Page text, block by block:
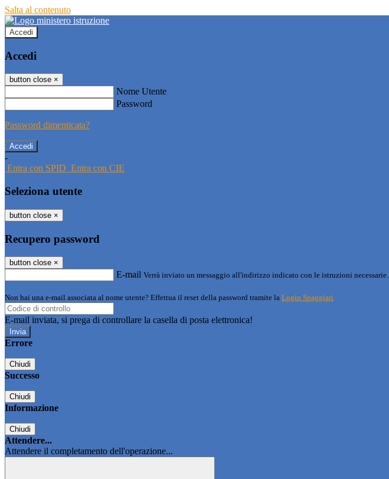
Salta al contenuto
Accedi
Accedi
button close ×
Nome Utente
Password
Password dimenticata?
-
Entra con SPID Entra con CIE
Seleziona utente
button close ×
Recupero password
button close ×
E-mail Verrà inviato un messaggio all'indirizzo indicato con le istruzioni necessarie.
Non hai una e-mail associata al nome utente? Effettua il reset della password tramite la Login Spaggiari
E-mail inviata, si prega di controllare la casella di posta elettronica!
Errore
Chiudi
Successo
Chiudi
Informazione
Chiudi
Attendere...
Attendere il completamento dell'operazione...